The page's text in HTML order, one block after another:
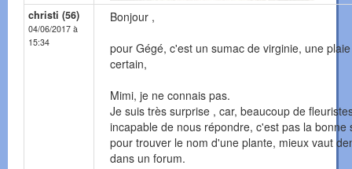
christi (56)
04/06/2017 à
15:34
Bonjour ,
pour Gégé, c'est un sumac de virginie, une
certain,
Mimi, je ne connais pas.
Je suis très surprise , car, beaucoup de
incapable de nous répondre, c'est pas la bonne
pour trouver le nom d'une plante, mieux vaut
dans un forum.